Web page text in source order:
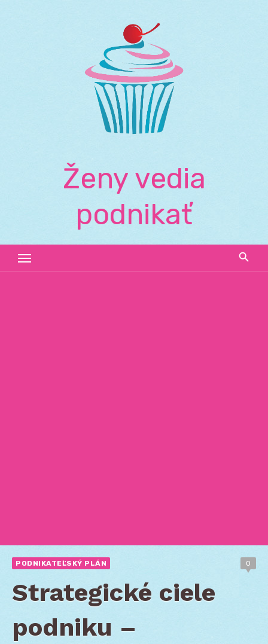
Ženy vedia
podnikať
PODNIKATEĽSKÝ PLÁN 0
Strategické ciele
podniku –